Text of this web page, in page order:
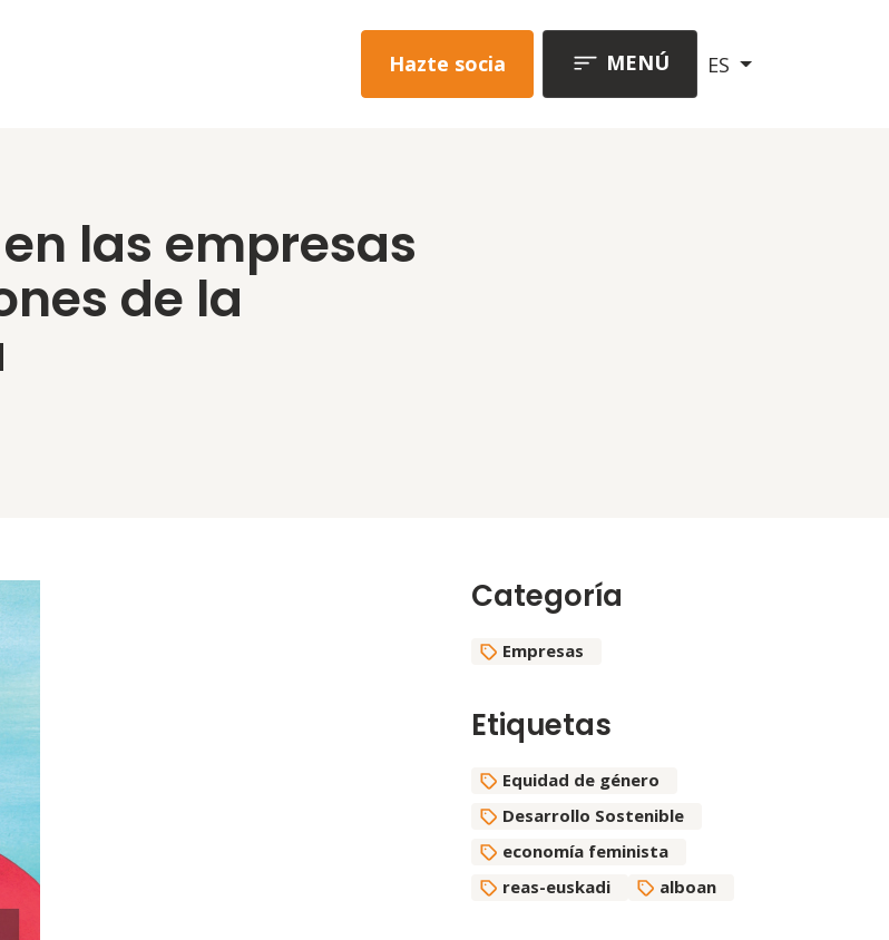
Hazte socia
ES
MENÚ
las empresas
de la
Categoría
Empresas
Etiquetas
Equidad de género
Desarrollo Sostenible
economía feminista
reas-euskadi
alboan